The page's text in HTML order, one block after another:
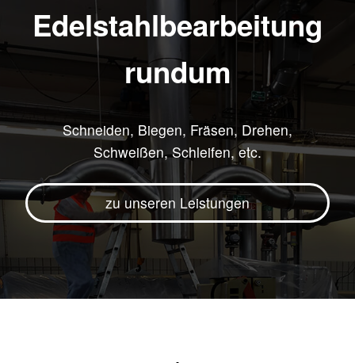
Edelstahlbearbeitung
rundum
Schneiden, Biegen, Fräsen, Drehen,
Schweißen, Schleifen, etc.
zu unseren Leistungen